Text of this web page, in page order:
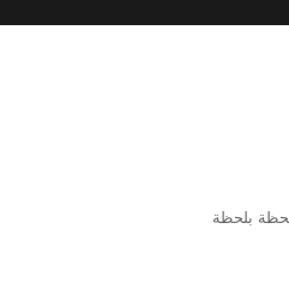
لحظة بلحظة